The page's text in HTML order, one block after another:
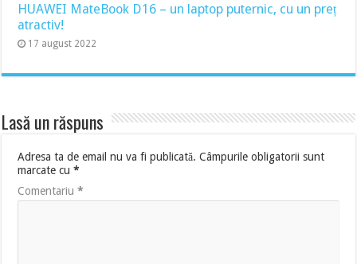
HUAWEI MateBook D16 – un laptop puternic, cu un preț
atractiv!
17 august 2022
Lasă un răspuns
Adresa ta de email nu va fi publicată. Câmpurile obligatorii sunt
marcate cu*
Comentariu*